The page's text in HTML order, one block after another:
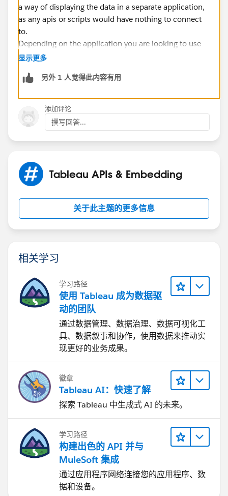
a way of displaying the data in a separate application,
as any apis or scripts would have nothing to connect
to.
Depending on the application you are looking to use
this in Embedded Analytics might be the best option.
analytics
Chris
显示更多
另外 1 人觉得此内容有用
添加评论
撰写回答...
Tableau APIs & Embedding
关于此主题的更多信息
相关学习
学习路径
使用 Tableau 成为数据驱
动的团队
通过数据管理、数据治理、数据可视化工
具、数据叙事和协作，使用数据来推动实
现更好的业务成果。
徽章
Tableau AI：快速了解
探索 Tableau 中生成式 AI 的未来。
学习路径
构建出色的 API 并与
MuleSoft 集成
通过应用程序网络连接您的应用程序、数
据和设备。